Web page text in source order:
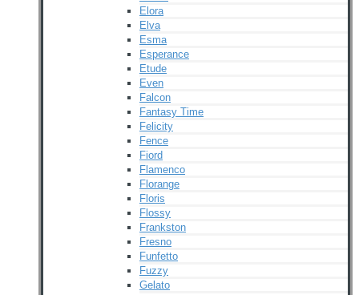
Elora
Elva
Esma
Esperance
Etude
Even
Falcon
Fantasy Time
Felicity
Fence
Fiord
Flamenco
Florange
Floris
Flossy
Frankston
Fresno
Funfetto
Fuzzy
Gelato